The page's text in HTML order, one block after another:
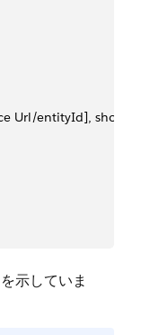
Url/entityId],
示していま